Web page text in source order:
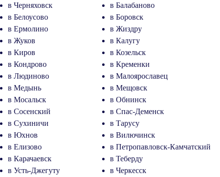
в Черняховск
в Балабаново
в Белоусово
в Боровск
в Ермолино
в Жиздру
в Жуков
в Калугу
в Киров
в Козельск
в Кондрово
в Кременки
в Людиново
в Малоярославец
в Медынь
в Мещовск
в Мосальск
в Обнинск
в Сосенский
в Спас-Деменск
в Сухиничи
в Тарусу
в Юхнов
в Вилючинск
в Елизово
в Петропавловск-Камчатский
в Карачаевск
в Теберду
в Усть-Джегуту
в Черкесск